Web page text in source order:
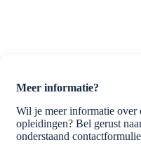
Meer informatie?
Wil je meer informatie over
opleidingen? Bel gerust
onderstaand